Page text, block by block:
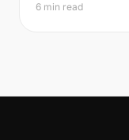
6 min read